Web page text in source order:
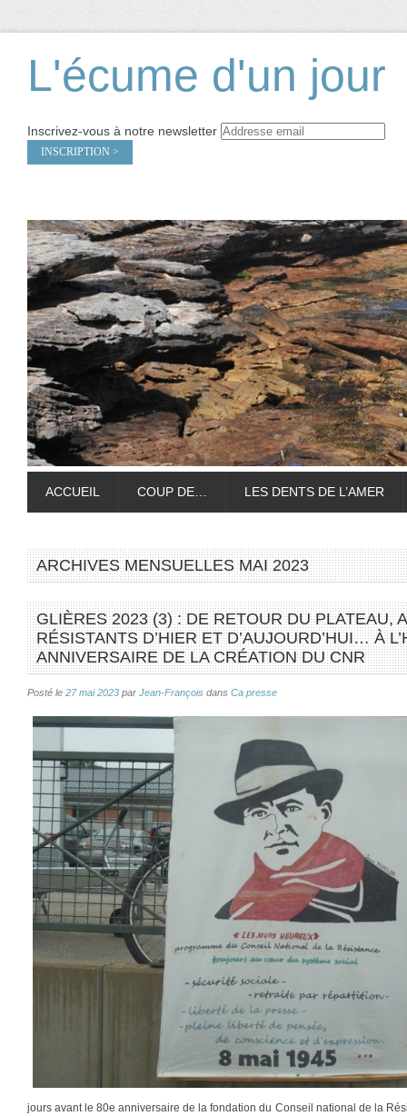
L'écume d'un jour
Inscrivez-vous à notre newsletter
ACCUEIL COUP DE… LES DENTS DE L’AMER
ARCHIVES MENSUELLESMAI 2023
GLIÈRES 2023 (3) : DE RETOUR DU PLATEAU,
RÉSISTANTS D’HIER ET D’AUJOURD’HUI… À
ANNIVERSAIRE DE LA CRÉATION DU CNR
Posté le 27 mai 2023 par Jean-François dans Ca presse
jours avant le 80e anniversaire de la fondation du Conseil national de la